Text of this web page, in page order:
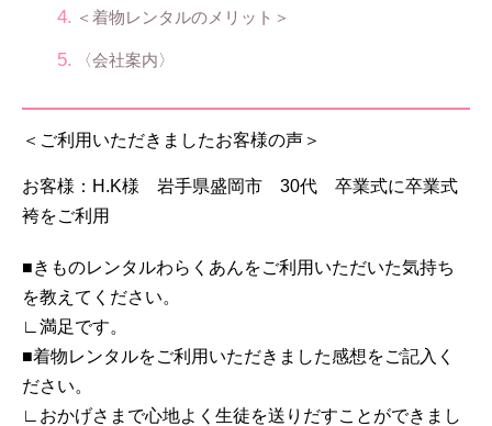
＜着物レンタルのメリット＞
〈会社案内〉
＜ご利用いただきましたお客様の声＞
お客様：H.K様 岩手県盛岡市 30代 卒業式に卒業式
袴をご利用
■きものレンタルわらくあんをご利用いただいた気持ち
を教えてください。
∟満足です。
■着物レンタルをご利用いただきました感想をご記入く
ださい。
∟おかげさまで心地よく生徒を送りだすことができまし